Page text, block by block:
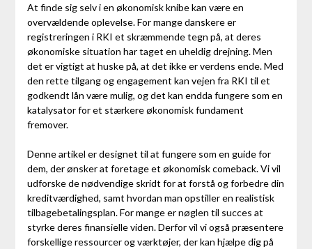
At finde sig selv i en økonomisk knibe kan være en
overvældende oplevelse. For mange danskere er
registreringen i RKI et skræmmende tegn på, at deres
økonomiske situation har taget en uheldig drejning. Men
det er vigtigt at huske på, at det ikke er verdens ende. Med
den rette tilgang og engagement kan vejen fra RKI til et
godkendt lån være mulig, og det kan endda fungere som en
katalysator for et stærkere økonomisk fundament
fremover.
Denne artikel er designet til at fungere som en guide for
dem, der ønsker at foretage et økonomisk comeback. Vi vil
udforske de nødvendige skridt for at forstå og forbedre din
kreditværdighed, samt hvordan man opstiller en realistisk
tilbagebetalingsplan. For mange er nøglen til succes at
styrke deres finansielle viden. Derfor vil vi også præsentere
forskellige ressourcer og værktøjer, der kan hjælpe dig på